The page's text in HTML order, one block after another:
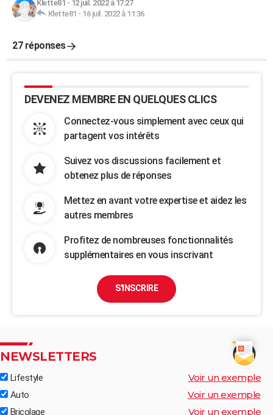
Klette81 - 12 juil. 2022 à 17:27
Klette81 - 16 juil. 2022 à 11:36
27 réponses
DEVENEZ MEMBRE EN QUELQUES CLICS
Connectez-vous simplement avec ceux qui
partagent vos intérêts
Suivez vos discussions facilement et
obtenez plus de réponses
Mettez en avant votre expertise et aidez les
autres membres
Profitez de nombreuses fonctionnalités
supplémentaires en vous inscrivant
S'INSCRIRE
NEWSLETTERS
Lifestyle Voir un exemple
Auto Voir un exemple
Bricolage Voir un exemple